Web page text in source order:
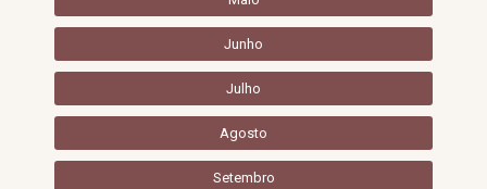
Junho
Julho
Agosto
Setembro